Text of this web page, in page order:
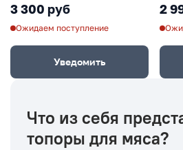
3 300 руб
Ожидаем поступление
Уведомить
2
Что из себя
топоры для мяса?